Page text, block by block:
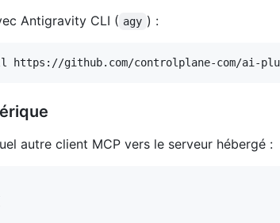
Antigravity CLI ( agy ) :
autre client MCP vers le serveur hébergé :